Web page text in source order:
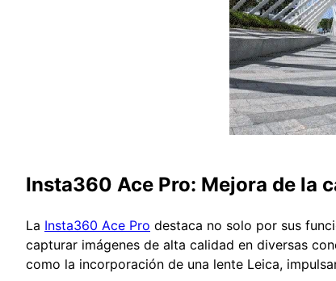
Insta360 Ace Pro: Mejora de la
La Insta360 Ace Pro destaca no solo por sus
capturar imágenes de alta calidad en diversas
como la incorporación de una lente Leica,